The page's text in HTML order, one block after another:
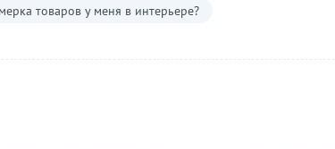
товаров у меня в интерьере?